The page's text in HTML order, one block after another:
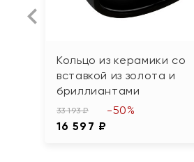
Кольцо из керамики со
вставкой из золота и
бриллиантами
33 193 ₽
16 597 ₽
-50%